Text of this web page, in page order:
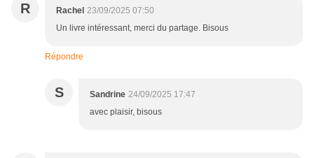
R Rachel 23/09/2025 07:50
Un livre intéressant, merci du partage. Bisous
Répondre
S Sandrine 24/09/2025 17:47
avec plaisir, bisous